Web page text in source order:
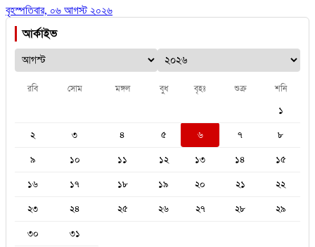
বৃহস্পতিবার, ০৬ আগস্ট ২০২৬
আর্কাইভ
রবি সোম মঙ্গল বুধ বৃহঃ শুক্র শনি
১
২
৩ ৪ ৫ ৬ ৭
৮
৯
১০ ১১ ১২ ১৩ ১৪
১৫
১৬
১৭ ১৮ ১৯ ২০ ২১
২২
২৩
২৪ ২৫ ২৬ ২৭ ২৮
২৯
৩০
৩১